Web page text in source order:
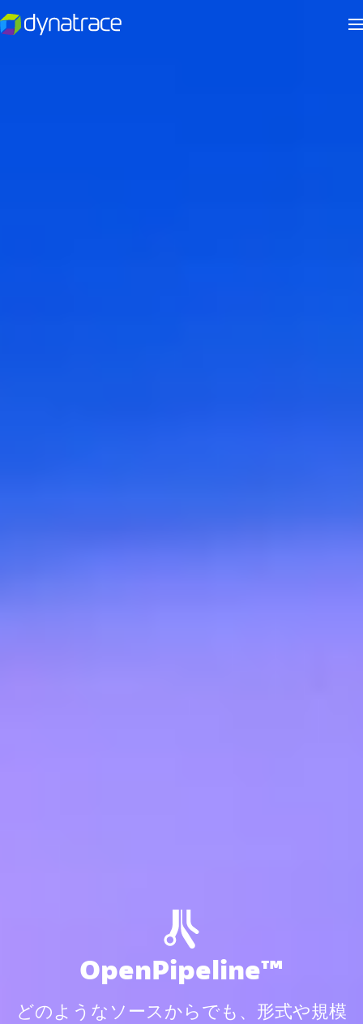
OpenPipeline™️
どのようなソースからでも、形式や規模